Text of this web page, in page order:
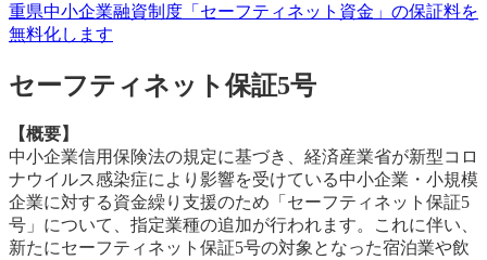
重県中小企業融資制度「セーフティネット資金」の保証料を
無料化します
セーフティネット保証5号
【概要】
中小企業信用保険法の規定に基づき、経済産業省が新型コロ
ナウイルス感染症により影響を受けている中小企業・小規模
企業に対する資金繰り支援のため「セーフティネット保証5
号」について、指定業種の追加が行われます。これに伴い、
新たにセーフティネット保証5号の対象となった宿泊業や飲